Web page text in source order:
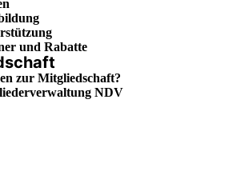
und Rabatte
zur Mitgliedschaft?
NDV